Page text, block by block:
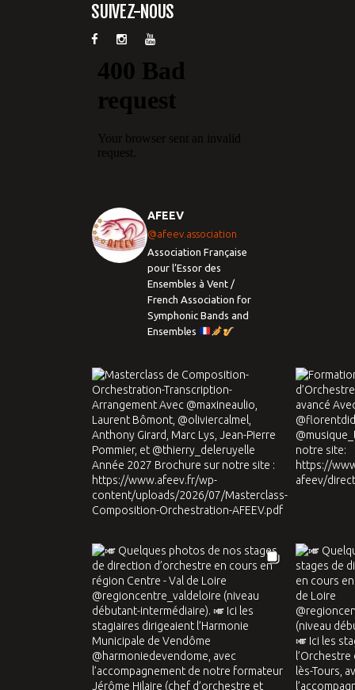
SUIVEZ-NOUS
AFEEV
@afeev.association
Association Française
pour l’Essor des
Ensembles à Vent /
French Association for
Symphonic Bands and
Ensembles